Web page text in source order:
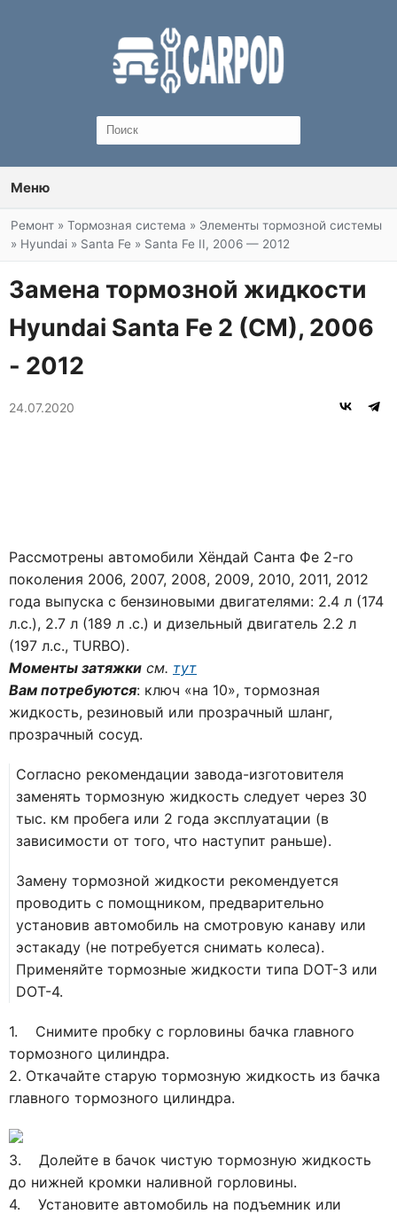
Меню
Вы здесь
Ремонт » Тормозная система » Элементы тормозной системы
» Hyundai » Santa Fe » Santa Fe II, 2006 — 2012
Замена тормозной жидкости
Hyundai Santa Fe 2 (CM), 2006
- 2012
24.07.2020
Рассмотрены автомобили Хёндай Санта Фе 2-го
поколения 2006, 2007, 2008, 2009, 2010, 2011, 2012
года выпуска с бензиновыми двигателями: 2.4 л (174
л.с.), 2.7 л (189 л .с.) и дизельный двигатель 2.2 л
(197 л.с., TURBO).
Моменты затяжки см. тут
Вам потребуются: ключ «на 10», тормозная
жидкость, резиновый или прозрачный шланг,
прозрачный сосуд.
Согласно рекомендации завода-изготовителя
заменять тормозную жидкость следует через 30
тыс. км пробега или 2 года эксплуатации (в
зависимости от того, что наступит раньше).
Замену тормозной жидкости рекомендуется
проводить с помощником, предварительно
установив автомобиль на смотровую канаву или
эстакаду (не потребуется снимать колеса).
Применяйте тормозные жидкости типа DOT-3 или
DOT-4.
1. Снимите пробку с горловины бачка главного
тормозного цилиндра.
2. Откачайте старую тормозную жидкость из бачка
главного тормозного цилиндра.
3. Долейте в бачок чистую тормозную жидкость
до нижней кромки наливной горловины.
4. Установите автомобиль на подъемник или